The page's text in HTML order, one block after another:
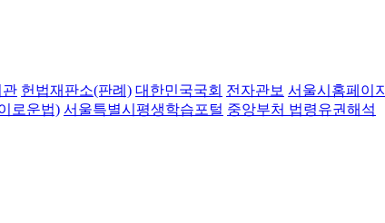
관 헌법재판소(판례) 대한민국국회 전자관보 서울시홈페이지
로운법) 서울특별시평생학습포털 중앙부처 법령유권해석